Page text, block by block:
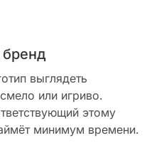
бренд
выглядеть
или игриво.
этому
минимум времени.